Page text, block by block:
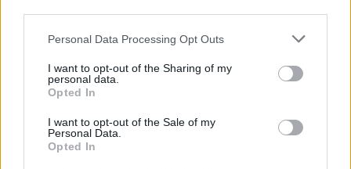
Personal Data Processing Opt Outs
I want to opt-out of the Sharing of my
personal data.
Opted In
I want to opt-out of the Sale of my
Personal Data.
Opted In
Il film è stato distribuito negli Stati Uniti
dall’11 ottobre 2019, mentre il 25 ottobre è
arrivato in Spagna e nel Regno Unito. Il 31
ottobre è stata la volta di Italia, Portogallo e
Singapore, l’1 novembre della Bulgaria, il 7